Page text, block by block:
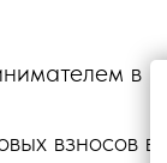
в
взносов в